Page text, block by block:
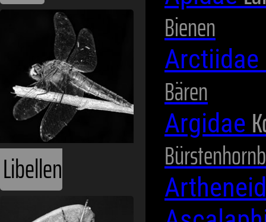
Libellen
Bienen
Arctiidae
Bären
Argidae